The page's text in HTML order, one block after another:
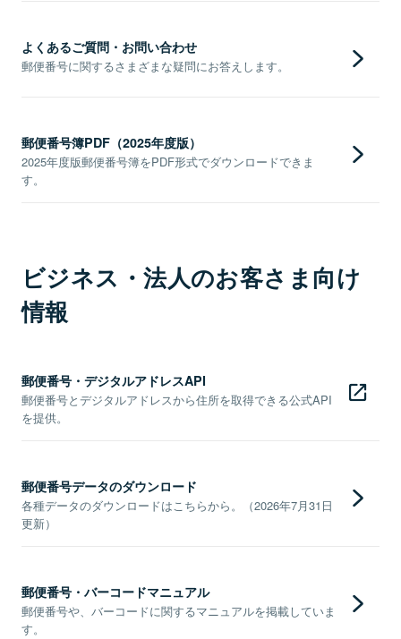
よくあるご質問・お問い合わせ
郵便番号に関するさまざまな疑問にお答えします。
郵便番号簿PDF（2025年度版）
2025年度版郵便番号簿をPDF形式でダウンロードできま
す。
ビジネス・法人のお客さま向け
情報
郵便番号・デジタルアドレスAPI
郵便番号とデジタルアドレスから住所を取得できる公式API
を提供。
郵便番号データのダウンロード
各種データのダウンロードはこちらから。（2026年7月31日
更新）
郵便番号・バーコードマニュアル
郵便番号や、バーコードに関するマニュアルを掲載していま
す。